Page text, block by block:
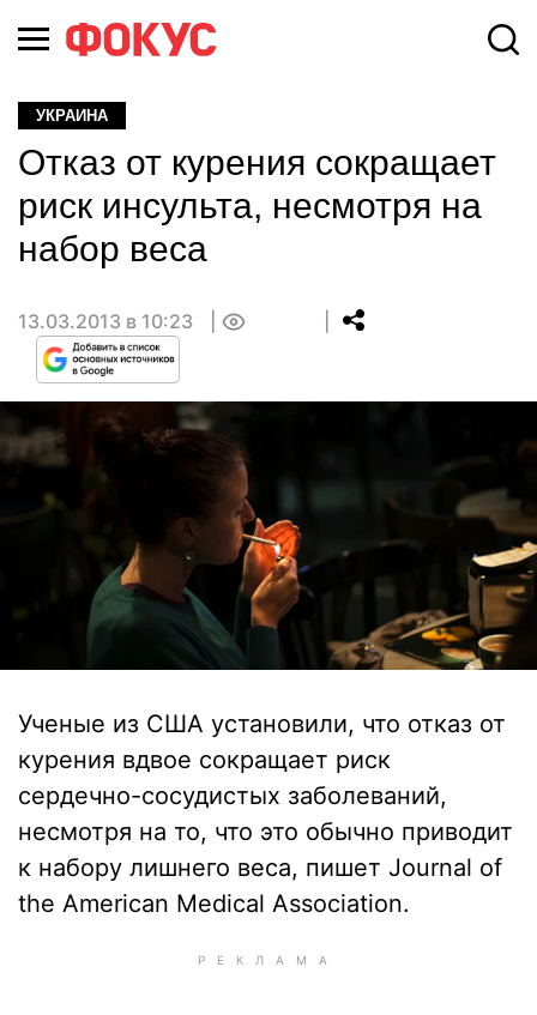
УКРАИНА
Отказ от курения сокращает
риск инсульта, несмотря на
набор веса
13.03.2013 в 10:23
Ученые из США установили, что отказ от
курения вдвое сокращает риск
сердечно-сосудистых заболеваний,
несмотря на то, что это обычно приводит
к набору лишнего веса, пишет Journal of
the American Medical Association.